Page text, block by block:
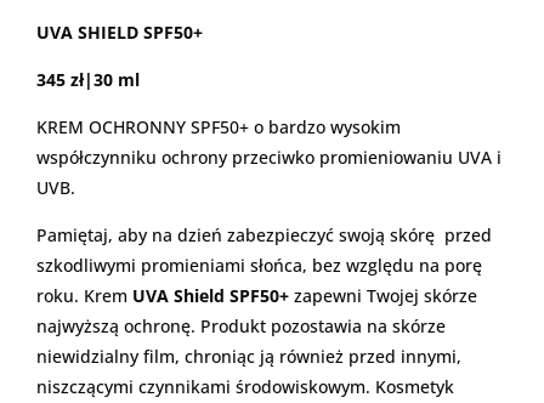
UVA SHIELD SPF50+
345 zł|30 ml
KREM OCHRONNY SPF50+ o bardzo wysokim
współczynniku ochrony przeciwko promieniowaniu UVA i
UVB.
Pamiętaj, aby na dzień zabezpieczyć swoją skórę przed
szkodliwymi promieniami słońca, bez względu na porę
roku. Krem UVA Shield SPF50+ zapewni Twojej skórze
najwyższą ochronę. Produkt pozostawia na skórze
niewidzialny film, chroniąc ją również przed innymi,
niszczącymi czynnikami środowiskowym. Kosmetyk